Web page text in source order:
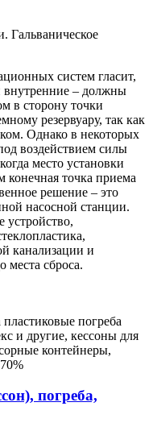
Гальваническое
систем гласит,
внутренние – должны
в сторону точки
резервуару, так как
Однако в некоторых
воздействием силы
место установки
конечная точка приема
решение – это
насосной станции.
устройство,
канализации и
места сброса.
погреба
и другие, кессоны для
контейнеры,
погреба,